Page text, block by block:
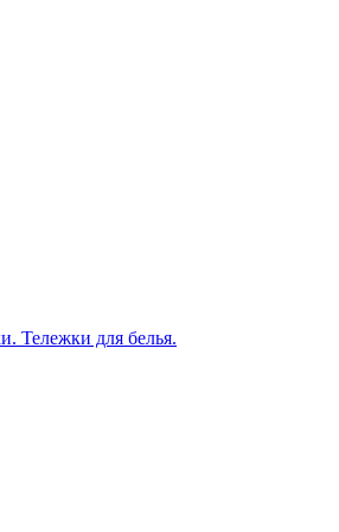
Тележки для белья.